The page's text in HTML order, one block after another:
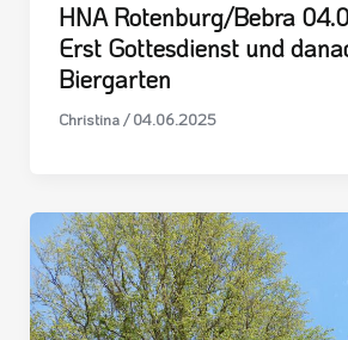
HNA Rotenburg/Bebra
Erst Gottesdienst und
Biergarten
Christina /04.06.2025